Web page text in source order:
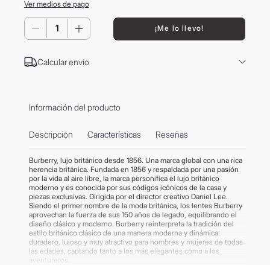
Ver medios de pago
＋
－ ¡Me lo llevo!
Calcular envío
Información del producto
Descripción Características Reseñas
Burberry, lujo británico desde 1856. Una marca global con una rica
herencia británica. Fundada en 1856 y respaldada por una pasión
por la vida al aire libre, la marca personifica el lujo británico
moderno y es conocida por sus códigos icónicos de la casa y
piezas exclusivas. Dirigida por el director creativo Daniel Lee.
Siendo el primer nombre de la moda británica, los lentes Burberry
aprovechan la fuerza de sus 150 años de legado, equilibrando el
diseño clásico y moderno. Burberry reinterpreta la tradición del
estilo británico clásico de una manera moderna y dinámica:
duradero, lujoso y muy atractivo para hombres y mujeres de todas
las edades, captando tanto a los más elegantes como a los
aventureros.